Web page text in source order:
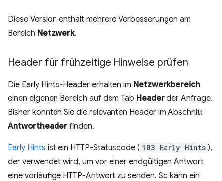
Diese Version enthält mehrere Verbesserungen am
Bereich Netzwerk.
Header für frühzeitige Hinweise prüfen
Die Early Hints-Header erhalten im Netzwerkbereich
einen eigenen Bereich auf dem Tab Header der Anfrage.
Bisher konnten Sie die relevanten Header im Abschnitt
Antwortheader finden.
Early Hints ist ein HTTP-Statuscode ( 103 Early Hints ),
der verwendet wird, um vor einer endgültigen Antwort
eine vorläufige HTTP-Antwort zu senden. So kann ein